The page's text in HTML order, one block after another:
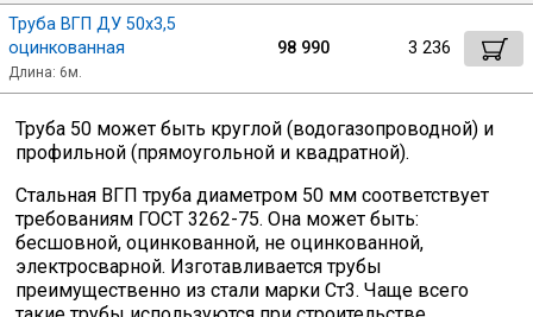
Винтовые сваи
Столбы заборные
Сетка кладочная
Круги абразивные
Труба ВГП ДУ 50х3,5
оцинкованная
Длина: 6м.
98 990 3 236
Труба 50 может быть круглой (водогазопроводной) и
профильной (прямоугольной и квадратной).
Стальная ВГП труба диаметром 50 мм соответствует
требованиям ГОСТ 3262-75. Она может быть:
бесшовной, оцинкованной, не оцинкованной,
электросварной. Изготавливается трубы
преимущественно из стали марки Ст3. Чаще всего